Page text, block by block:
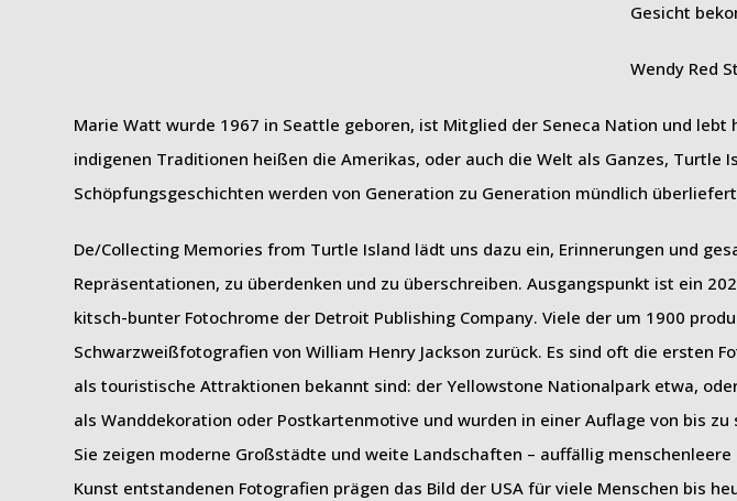
Gesicht
Wendy Red
Marie Watt wurde 1967 in Seattle geboren, ist Mitglied der Seneca Nation und lebt
indigenen Traditionen heißen die Amerikas, oder auch die Welt als Ganzes, Turtle
Schöpfungsgeschichten werden von Generation zu Generation mündlich
De/Collecting Memories from Turtle Island lädt uns dazu ein, Erinnerungen und
Repräsentationen, zu überdenken und zu überschreiben. Ausgangspunkt ist ein
kitsch-bunter Fotochrome der Detroit Publishing Company. Viele der um 1900
Schwarzweißfotografien von William Henry Jackson zurück. Es sind oft die ersten
als touristische Attraktionen bekannt sind: der Yellowstone Nationalpark etwa,
als Wanddekoration oder Postkartenmotive und wurden in einer Auflage von bis
Sie zeigen moderne Großstädte und weite Landschaften – auffällig
Kunst entstandenen Fotografien prägen das Bild der USA für viele Menschen bis